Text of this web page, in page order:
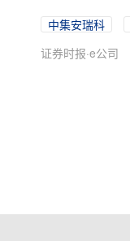
中集安瑞科
证券时报·e公司